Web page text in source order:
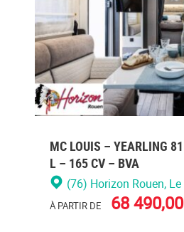
MC LOUIS – YEARLING
L – 165 CV – BVA
(76) Horizon Rouen,
À PARTIR DE 68